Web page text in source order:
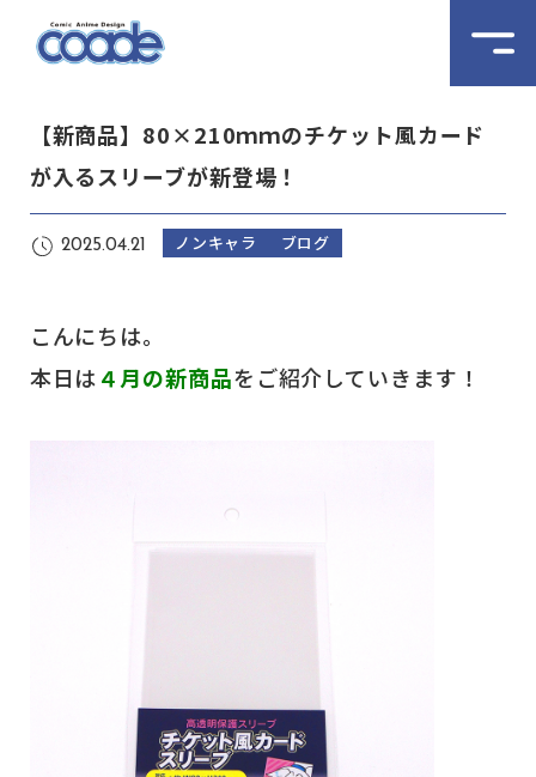
【新商品】80×210ｍｍのチケット風カード
が入るスリーブが新登場！
2025.04.21 ノンキャラ ブログ
こんにちは。
本日は４月の新商品をご紹介していきます！